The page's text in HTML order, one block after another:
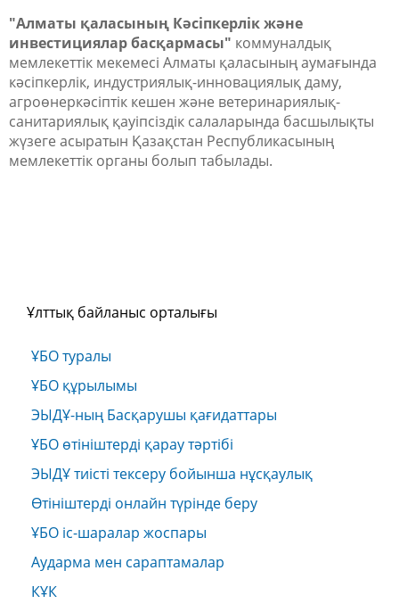
"Алматы қаласының Кәсіпкерлік және
инвестициялар басқармасы" коммуналдық
мемлекеттік мекемесі Алматы қаласының аумағында
кәсіпкерлік, индустриялық-инновациялық даму,
агроөнеркәсіптік кешен және ветеринариялық-
санитариялық қауіпсіздік салаларында басшылықты
жүзеге асыратын Қазақстан Республикасының
мемлекеттік органы болып табылады.
Ұлттық байланыс орталығы
ҰБО туралы
ҰБО құрылымы
ЭЫДҰ-ның Басқарушы қағидаттары
ҰБО өтініштерді қарау тәртібі
ЭЫДҰ тиісті тексеру бойынша нұсқаулық
Өтініштерді онлайн түрінде беру
ҰБО іс-шаралар жоспары
Аударма мен сараптамалар
КҰК